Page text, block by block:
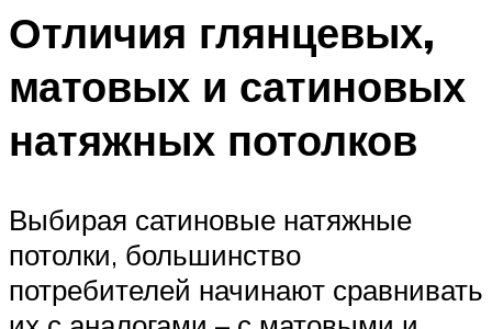
Отличия глянцевых,
матовых и сатиновых
натяжных потолков
Выбирая сатиновые натяжные
потолки, большинство
потребителей начинают сравнивать